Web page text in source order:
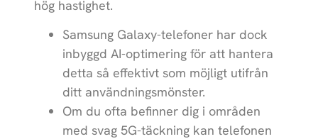
Apple
MacBook Air
15 inch M4 (2025)
Apple iPad (2025)
Apple
iPad Air 11
(2025)
hög hastighet.
Samsung Galaxy-telefoner har dock
inbyggd AI-optimering för att hantera
detta så effektivt som möjligt utifrån
ditt användningsmönster.
Om du ofta befinner dig i områden
med svag 5G-täckning kan telefonen